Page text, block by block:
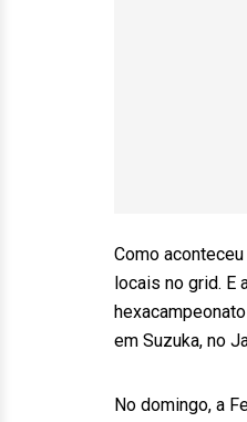
Como
locais no grid. E
em Suzuka, no
No domingo, a